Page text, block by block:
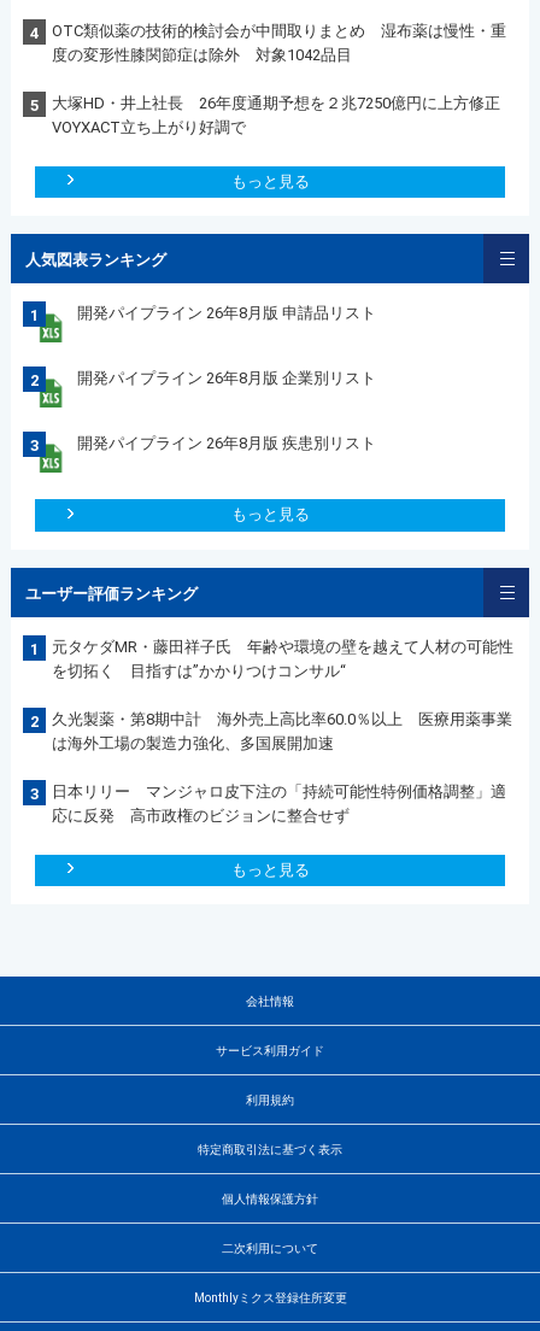
4
OTC類似薬の技術的検討会が中間取りまとめ 湿布薬は慢性・重
度の変形性膝関節症は除外 対象1042品目
5
大塚HD・井上社長 26年度通期予想を２兆7250億円に上方修正
VOYXACT立ち上がり好調で
もっと見る
人気図表ランキング
1 開発パイプライン 26年8月版 申請品リスト
2 開発パイプライン 26年8月版 企業別リスト
3 開発パイプライン 26年8月版 疾患別リスト
もっと見る
ユーザー評価ランキング
1
元タケダMR・藤田祥子氏 年齢や環境の壁を越えて人材の可能性
を切拓く 目指すは”かかりつけコンサル“
2
久光製薬・第8期中計 海外売上高比率60.0％以上 医療用薬事業
は海外工場の製造力強化、多国展開加速
3
日本リリー マンジャロ皮下注の「持続可能性特例価格調整」適
応に反発 高市政権のビジョンに整合せず
もっと見る
会社情報
サービス利用ガイド
利用規約
特定商取引法に基づく表示
個人情報保護方針
二次利用について
Monthlyミクス登録住所変更